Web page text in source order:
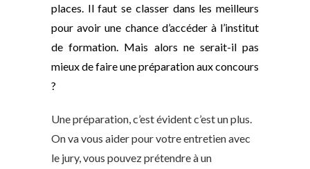
places. Il faut se classer dans les meilleurs
pour avoir une chance d’accéder à l’institut
de formation. Mais alors ne serait-il pas
mieux de faire une préparation aux concours
?
Une préparation, c’est évident c’est un plus.
On va vous aider pour votre entretien avec
le jury, vous pouvez prétendre à un